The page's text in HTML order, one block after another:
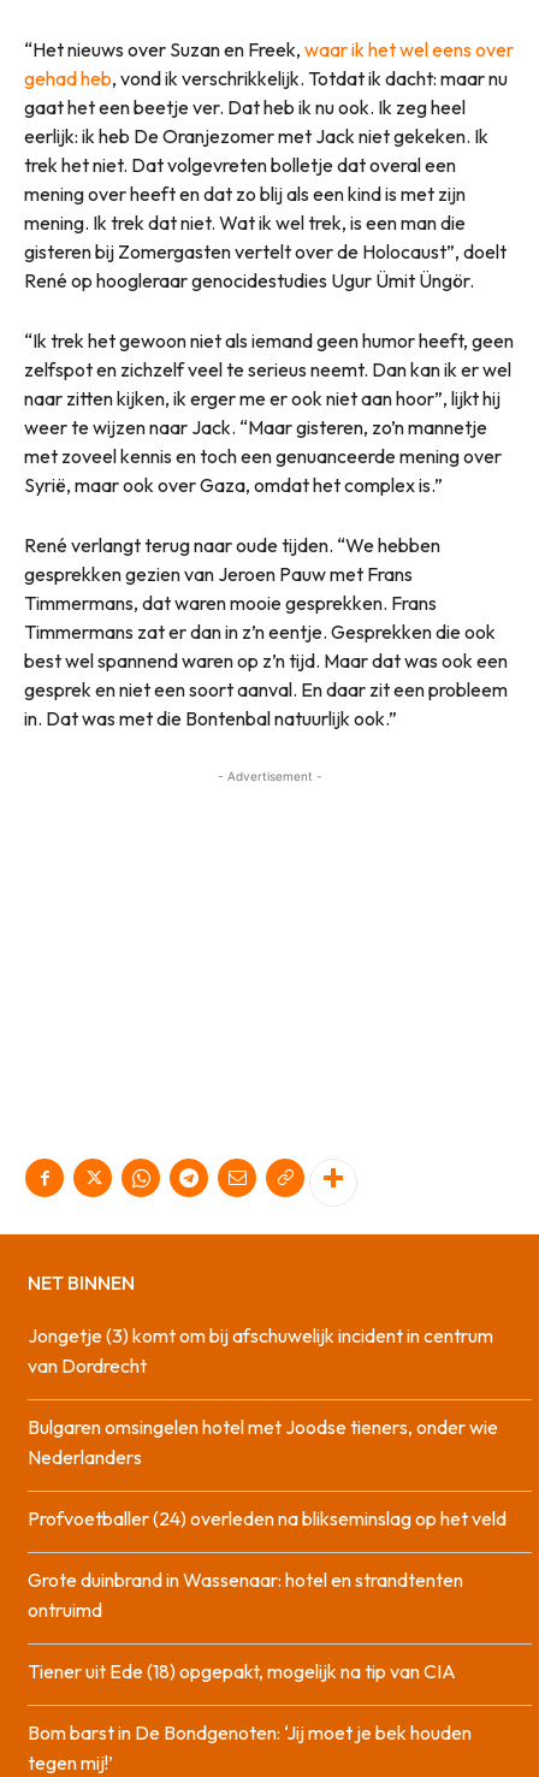
“Het nieuws over Suzan en Freek, waar ik het wel eens over
gehad heb, vond ik verschrikkelijk. Totdat ik dacht: maar nu
gaat het een beetje ver. Dat heb ik nu ook. Ik zeg heel
eerlijk: ik heb De Oranjezomer met Jack niet gekeken. Ik
trek het niet. Dat volgevreten bolletje dat overal een
mening over heeft en dat zo blij als een kind is met zijn
mening. Ik trek dat niet. Wat ik wel trek, is een man die
gisteren bij Zomergasten vertelt over de Holocaust”, doelt
René op hoogleraar genocidestudies Ugur Ümit Üngör.
“Ik trek het gewoon niet als iemand geen humor heeft, geen
zelfspot en zichzelf veel te serieus neemt. Dan kan ik er wel
naar zitten kijken, ik erger me er ook niet aan hoor”, lijkt hij
weer te wijzen naar Jack. “Maar gisteren, zo’n mannetje
met zoveel kennis en toch een genuanceerde mening over
Syrië, maar ook over Gaza, omdat het complex is.”
René verlangt terug naar oude tijden. “We hebben
gesprekken gezien van Jeroen Pauw met Frans
Timmermans, dat waren mooie gesprekken. Frans
Timmermans zat er dan in z’n eentje. Gesprekken die ook
best wel spannend waren op z’n tijd. Maar dat was ook een
gesprek en niet een soort aanval. En daar zit een probleem
in. Dat was met die Bontenbal natuurlijk ook.”
- Advertisement -
NET BINNEN
Jongetje (3) komt om bij afschuwelijk incident in centrum
van Dordrecht
Bulgaren omsingelen hotel met Joodse tieners, onder wie
Nederlanders
Profvoetballer (24) overleden na blikseminslag op het veld
Grote duinbrand in Wassenaar: hotel en strandtenten
ontruimd
Tiener uit Ede (18) opgepakt, mogelijk na tip van CIA
Bom barst in De Bondgenoten: ‘Jij moet je bek houden
tegen mij!’